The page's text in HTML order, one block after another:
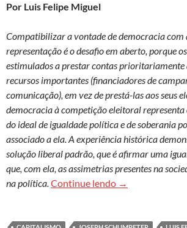
Por Luis Felipe Miguel
Compatibilizar a vontade de democracia com
representação é o desafio em aberto, porque
estimulados a prestar contas prioritariamente
recursos importantes (financiadores de
comunicação), em vez de prestá-las aos seus
democracia à competição eleitoral
do ideal de igualdade política e de soberania
associado a ela. A experiência histórica
solução liberal padrão, que é afirmar uma
que, com ela, as assimetrias presentes na
na política.Continue lendo Democracia:
→